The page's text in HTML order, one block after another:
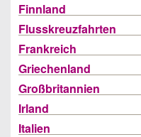
Finnland
Flusskreuzfahrten
Frankreich
Griechenland
Großbritannien
Irland
Italien